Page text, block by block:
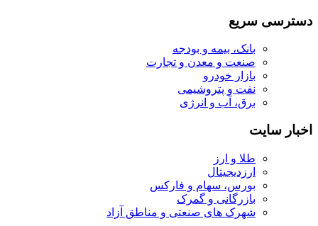
دسترسی سریع
بانک، بیمه و بودجه
صنعت و معدن و تجارت
بازار خودرو
نفت و پتروشیمی
برق، آب و انرژی
اخبار سایت
طلا و ارز
ارزدیجیتال
بورس، سهام و فارکس
بازرگانی و گمرک
شهرک های صنعتی و مناطق آزاد